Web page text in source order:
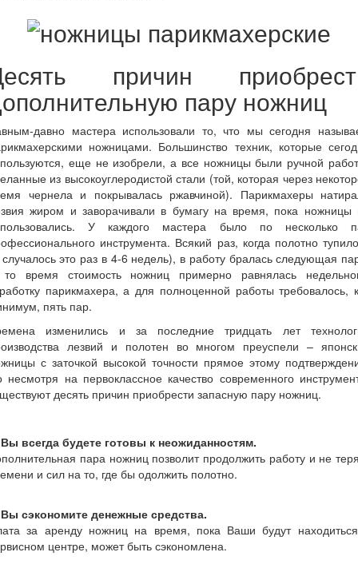
причин
пару ножниц
давно мастера использовали то, что мы сегодня
ножницами. Большинство техник, которые
еще не изобрели, а все ножницы были ручной
из высокоуглеродистой стали (той, которая через
чернела и покрывалась ржавчиной). Парикмахеры
жиром и заворачивали в бумагу на время, пока ножницы
У каждого мастера было по несколько
инструмента. Всякий раз, когда полотно
это раз в 4-6 недель), в работу бралась следующая
время стоимость ножниц примерно равнялась
парикмахера, а для полноценной работы требовалось,
пять пар.
изменились и за последние тридцать лет
лезвий и полотен во многом преуспели –
с заточкой высокой точности прямое этому
несмотря на первоклассное качество современного
десять причин приобрести запасную пару ножниц.
всегда будете готовы к неожиданностям.
пара ножниц позволит продолжить работу и не
и сил на то, где бы одолжить полотно.
сэкономите денежные средства.
за аренду ножниц на время, пока Ваши будут
центре, может быть сэкономлена.